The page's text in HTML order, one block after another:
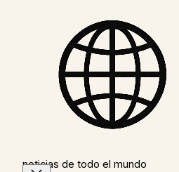
noticias de todo el mundo